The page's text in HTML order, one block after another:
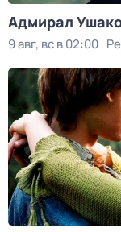
Адмирал
9 авг, вс в 02:00